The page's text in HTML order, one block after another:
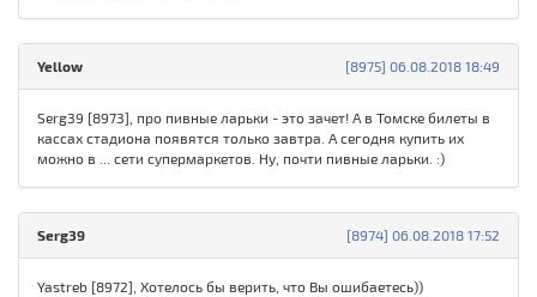
[8975] 06.08.2018 18:49
Yellow
Serg39 [8973], про пивные ларьки - это зачет! А в Томске билеты в
кассах стадиона появятся только завтра. А сегодня купить их
можно в ... сети супермаркетов. Ну, почти пивные ларьки. :)
[8974] 06.08.2018 17:52
Serg39
Yastreb [8972], Хотелось бы верить, что Вы ошибаетесь))